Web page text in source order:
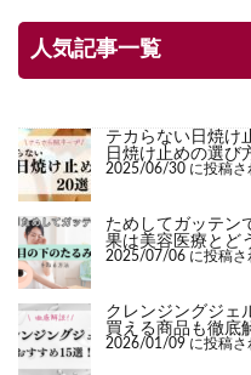
人気記事一覧
テカらない日焼け
日焼け止めの選び
2025/06/30 に投稿さ
ためしてガッテン
果は美容医療とど
2025/07/06 に投稿さ
クレンジングジェ
買える商品も徹底
2026/01/09 に投稿さ